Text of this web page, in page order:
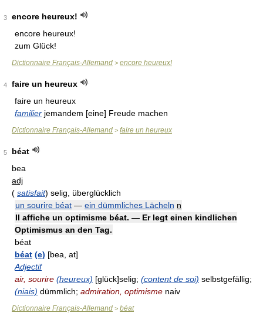
3
encore heureux!
encore heureux!
zum Glück!
Dictionnaire Français-Allemand > encore heureux!
4
faire un heureux
faire un heureux
familier jemandem [eine] Freude machen
Dictionnaire Français-Allemand > faire un heureux
5
béat
bea
adj
( satisfait) selig, überglücklich
un sourire béat — ein dümmliches Lächeln n
Il affiche un optimisme béat. — Er legt einen kindlichen
Optimismus an den Tag.
béat
béat (e) [bea, at]
Adjectif
air, sourire (heureux) [glück]selig; (content de soi) selbstgefällig;
(niais) dümmlich; admiration, optimisme naiv
Dictionnaire Français-Allemand > béat